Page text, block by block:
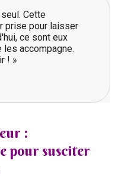
Cette
prise pour laisser
ce sont eux
accompagne.
! »
:
pour susciter